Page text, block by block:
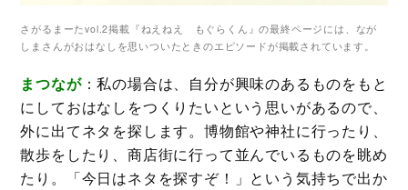
さがるまーたvol.2掲載『ねえねえ もぐらくん』の最終ページには、なが
しまさんがおはなしを思いついたときのエピソードが掲載されています。
まつなが：私の場合は、自分が興味のあるものをもと
にしておはなしをつくりたいという思いがあるので、
外に出てネタを探します。博物館や神社に行ったり、
散歩をしたり、商店街に行って並んでいるものを眺め
たり。「今日はネタを探すぞ！」という気持ちで出か